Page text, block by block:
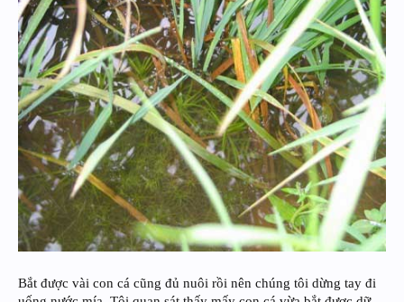
Bắt được vài con cá cũng đủ nuôi rồi nên chúng tôi dừng tay đi